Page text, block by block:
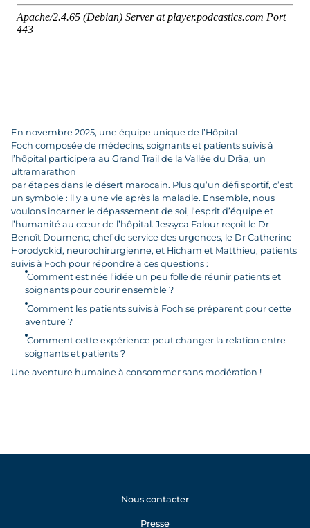
En novembre 2025, une équipe unique de l’Hôpital
Foch composée de médecins, soignants et patients suivis à
l’hôpital participera au Grand Trail de la Vallée du Drâa, un
ultramarathon
par étapes dans le désert marocain. Plus qu’un défi sportif, c’est
un symbole : il y a une vie après la maladie. Ensemble, nous
voulons incarner le dépassement de soi, l’esprit d’équipe et
l’humanité au cœur de l’hôpital. Jessyca Falour reçoit le Dr
Benoît Doumenc, chef de service des urgences, le Dr Catherine
Horodyckid, neurochirurgienne, et Hicham et Matthieu, patients
suivis à Foch pour répondre à ces questions :
Comment est née l’idée un peu folle de réunir patients et
soignants pour courir ensemble ?
Comment les patients suivis à Foch se préparent pour cette
aventure ?
Comment cette expérience peut changer la relation entre
soignants et patients ?
Une aventure humaine à consommer sans modération !
Nous contacter
Presse